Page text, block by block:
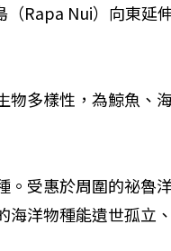
Rapa Nui）向東延
物多樣性，為鯨魚、
。受惠於周圍的祕魯
海洋物種能遺世孤立